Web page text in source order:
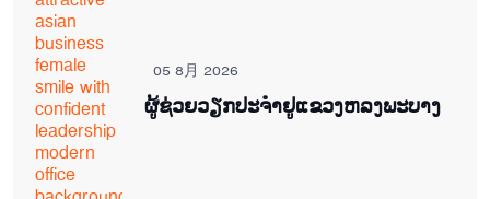
05 8月 2026
ຜູ້ຊ່ວຍ​ວຽກປະ​ຈຳ​ຢູ​​ແຂວງຫລງ​ພະ​ບາງ